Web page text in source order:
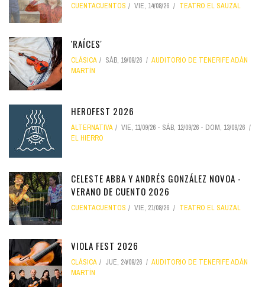
CUENTACUENTOS VIE, 14/08/26 TEATRO EL SAUZAL
'RAÍCES'
CLÁSICA SÁB, 19/09/26
AUDITORIO DE TENERIFE ADÁN
MARTÍN
HEROFEST 2026
ALTERNATIVA VIE, 11/09/26 - SÁB, 12/09/26 - DOM, 13/09/26
EL HIERRO
CELESTE ABBA Y ANDRÉS GONZÁLEZ NOVOA -
VERANO DE CUENTO 2026
CUENTACUENTOS VIE, 21/08/26 TEATRO EL SAUZAL
VIOLA FEST 2026
CLÁSICA JUE, 24/09/26
AUDITORIO DE TENERIFE ADÁN
MARTÍN